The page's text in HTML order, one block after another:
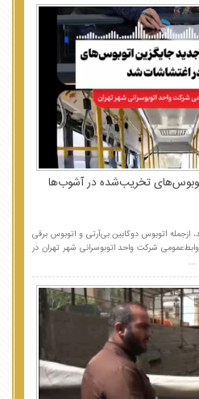
تخریب‌شده در آشوب‌ها
ازجمله اتوبوس دوکابین بی‌آرتی و اتوبوس برقی
شرکت واحد اتوبوسرانی شهر تهران در
...